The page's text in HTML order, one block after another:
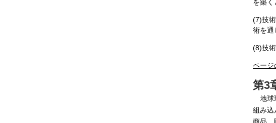
を築く
(7)技
術を通
(8)技
ページ
第3
地球
組み込